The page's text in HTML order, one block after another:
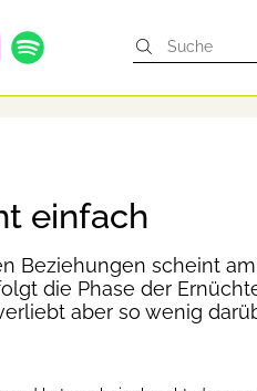
einfach
Beziehungen scheint
die Phase der
aber so wenig